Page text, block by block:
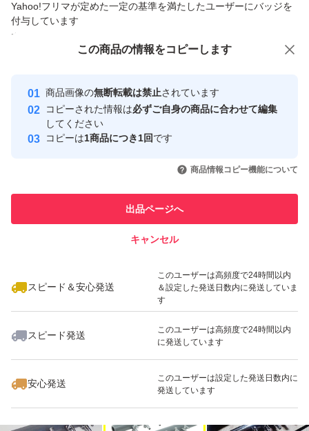
る（今までと変わらなければ土・日にもらえます）。ヤフ
オクゴールドクーポンで検索すれば出てきます。 オーク
ションページの入札（今すぐ落札）ボタンの下に記載され
時の価格は変わりません）。 ③支払手続時にクーポンを
選択する（値引きされていることを確認して支払）。
取引について（4、5つ目の画像）をご確認の上、入札・
購入ください。 初期不良（輸送事故含）時は対応後に評
評価する方）は他で落札・購入してください。 問題あれ
入しないでください。と記載しても現れています。 全て
不当評価扱いです。
たり）です。気になる方は画像6と7と下記を参照くださ
い。 『汚い』と即悪い評価してきた者が現れましたがエ
アーストーンが10個全て汚い（箱を開けるとジップ袋が
茶色がかっていて破れていてストーンの砂とゴミが出てき
Yahoo!フリマが定めた一定の基準を満たしたユーザーにバッジを
付与しています
安心取引出品者
取引実績
取引実績◯+
このユーザーはYahoo!フリマの取
引を完了させた実績があります
での取引実績があります
スピード&安心発送
※このバッジは実績に基づく表示であり、発送を保証しているものではあり
スピード＆安心発送
このユーザーは高頻度で24時間以内
＆設定した発送日数内に発送していま
す
スピード発送
このユーザーは高頻度で24時間以内
に発送しています
安心発送
このユーザーは設定した発送日数内に
発送しています
商品への質問からの値下げ交渉、不適切なカテゴリ変更依頼は禁止です
この商品の情報をコピーします
商品画像の無断転載は禁止されています
コピーされた情報は必ずご自身の商品に合わせて編集
してください
コピーは1商品につき1回です
商品情報コピー機能について
出品ページへ
キャンセル
この商品をみている人にオススメ